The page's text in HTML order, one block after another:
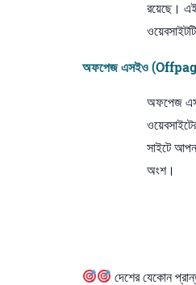
রয়েছে। এই
অফপেজ এসইও
অফপেজ
সাইটে
অংশ।
দেশের যেকোন